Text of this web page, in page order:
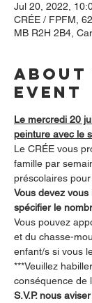
Jul 20, 2022,
CRÉE / FPFM,
MB R2H 2B4,
About
event
Le mercredi 20
peinture avec le
Le CRÉE vous
famille par
préscolaires
Vous devez vous
spécifier le
Vous pouvez
et du chasse-
enfant/s si vous
***Veuillez
conséquence de
S.V.P. nous